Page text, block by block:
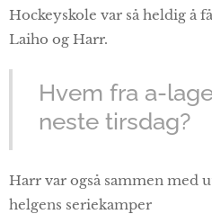
Hockeyskole var så heldig å
Laiho og Harr.
Hvem fra a-
neste tirsdag?
Harr var også sammen med
helgens seriekamper